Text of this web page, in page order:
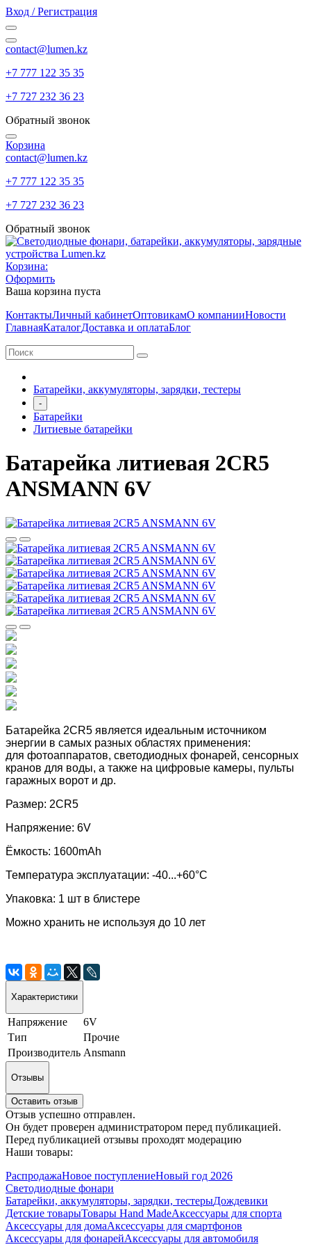
Вход / Регистрация
contact@lumen.kz
+7 777 122 35 35
+7 727 232 36 23
Обратный звонок
Корзина
contact@lumen.kz
+7 777 122 35 35
+7 727 232 36 23
Обратный звонок
Корзина:
Оформить
Ваша корзина пуста
КонтактыЛичный кабинетОптовикамО компанииНовости
ГлавнаяКаталогДоставка и оплатаБлог
Батарейки, аккумуляторы, зарядки, тестеры
-
Батарейки
Литиевые батарейки
Батарейка литиевая 2CR5
ANSMANN 6V
Батарейка 2CR5 является идеальным источником
энергии в самых разных областях применения:
для фотоаппаратов, светодиодных фонарей, сенсорных
кранов для воды, а также на цифровые камеры, пульты
гаражных ворот и др.
Размер: 2CR5
Напряжение: 6V
Ёмкость: 1600mAh
Температура эксплуатации: -40...+60°C
Упаковка: 1 шт в блистере
Можно хранить не используя до 10 лет
Характеристики
Напряжение
6V
Тип
Прочие
Производитель Ansmann
Отзывы
Оставить отзыв
Отзыв успешно отправлен.
Он будет проверен администратором перед публикацией.
Перед публикацией отзывы проходят модерацию
Наши товары:
РаспродажаНовое поступлениеНовый год 2026
Светодиодные фонари
Батарейки, аккумуляторы, зарядки, тестерыДождевики
Детские товарыТовары Hand MadeАксессуары для спорта
Аксессуары для домаАксессуары для смартфонов
Аксессуары для фонарейАксессуары для автомобиля